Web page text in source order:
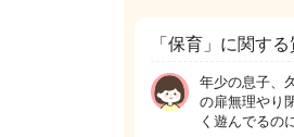
「保育」に関する
年少の息子、
の扉無理やり
く遊んでるの